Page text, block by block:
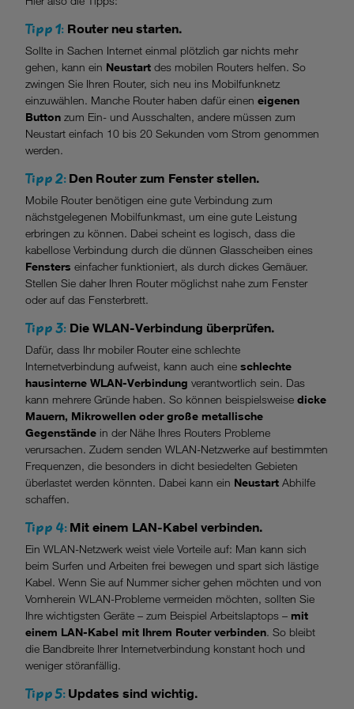
Tipp 1: Router neu starten.
Sollte in Sachen Internet einmal plötzlich gar nichts mehr
gehen, kann ein Neustart des mobilen Routers helfen. So
zwingen Sie Ihren Router, sich neu ins Mobilfunknetz
einzuwählen. Manche Router haben dafür einen eigenen
Button zum Ein- und Ausschalten, andere müssen zum
Neustart einfach 10 bis 20 Sekunden vom Strom genommen
werden.
Tipp 2: Den Router zum Fenster stellen.
Mobile Router benötigen eine gute Verbindung zum
nächstgelegenen Mobilfunkmast, um eine gute Leistung
erbringen zu können. Dabei scheint es logisch, dass die
kabellose Verbindung durch die dünnen Glasscheiben eines
Fensters einfacher funktioniert, als durch dickes Gemäuer.
Stellen Sie daher Ihren Router möglichst nahe zum Fenster
oder auf das Fensterbrett.
Tipp 3: Die WLAN-Verbindung überprüfen.
Dafür, dass Ihr mobiler Router eine schlechte
Internetverbindung aufweist, kann auch eine schlechte
hausinterne WLAN-Verbindung verantwortlich sein. Das
kann mehrere Gründe haben. So können beispielsweise dicke
Mauern, Mikrowellen oder große metallische
Gegenstände in der Nähe Ihres Routers Probleme
verursachen. Zudem senden WLAN-Netzwerke auf bestimmten
Frequenzen, die besonders in dicht besiedelten Gebieten
überlastet werden könnten. Dabei kann ein Neustart Abhilfe
schaffen.
Tipp 4: Mit einem LAN-Kabel verbinden.
Ein WLAN-Netzwerk weist viele Vorteile auf: Man kann sich
beim Surfen und Arbeiten frei bewegen und spart sich lästige
Kabel. Wenn Sie auf Nummer sicher gehen möchten und von
Vornherein WLAN-Probleme vermeiden möchten, sollten Sie
Ihre wichtigsten Geräte – zum Beispiel Arbeitslaptops – mit
einem LAN-Kabel mit Ihrem Router verbinden. So bleibt
die Bandbreite Ihrer Internetverbindung konstant hoch und
weniger störanfällig.
Tipp 5: Updates sind wichtig.
Wenn Sie „Nur notwendige Cookies“ wählen, dann sind für
Sie nur jene Cookies im Einsatz, die zur Funktion dieser
Website unerlässlich sind.